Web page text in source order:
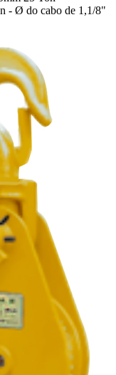
- Ø do cabo de 1,1/8"